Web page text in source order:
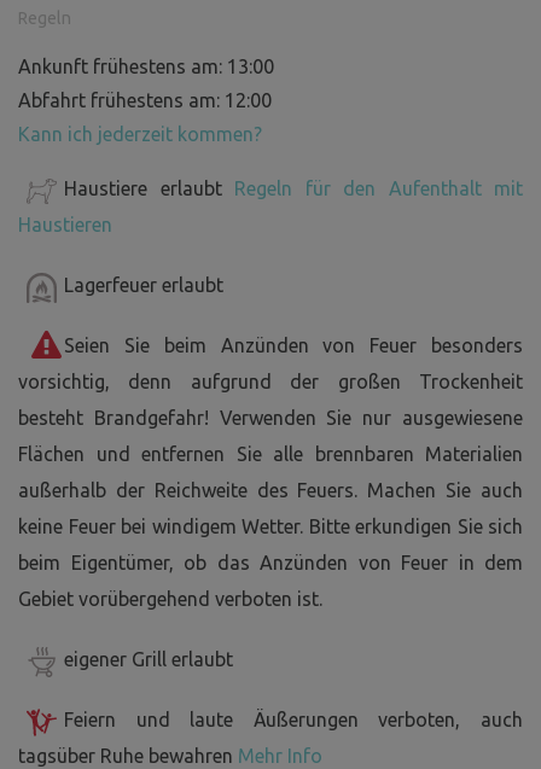
Regeln
Ankunft frühestens am: 13:00
Abfahrt frühestens am: 12:00
Kann ich jederzeit kommen?
Haustiere erlaubt Regeln für den Aufenthalt mit
Haustieren
Lagerfeuer erlaubt
Seien Sie beim Anzünden von Feuer besonders
vorsichtig, denn aufgrund der großen Trockenheit
besteht Brandgefahr! Verwenden Sie nur ausgewiesene
Flächen und entfernen Sie alle brennbaren Materialien
außerhalb der Reichweite des Feuers. Machen Sie auch
keine Feuer bei windigem Wetter. Bitte erkundigen Sie sich
beim Eigentümer, ob das Anzünden von Feuer in dem
Gebiet vorübergehend verboten ist.
eigener Grill erlaubt
Feiern und laute Äußerungen verboten, auch
tagsüber Ruhe bewahren Mehr Info